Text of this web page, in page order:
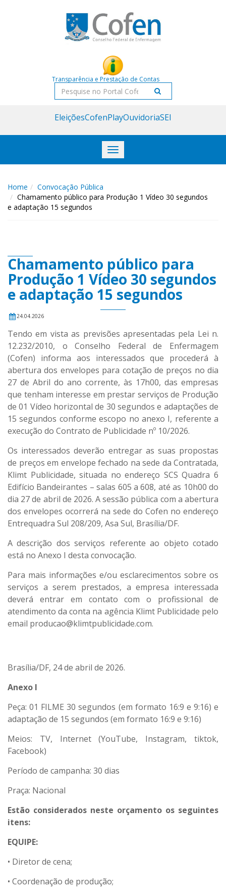
Transparência e Prestação de Contas
Pesquisar
EleiçõesCofenPlayOuvidoriaSEI
Toggle
navigation
Home
Convocação Pública
Chamamento público para Produção 1 Vídeo 30 segundos
e adaptação 15 segundos
Chamamento público para
Produção 1 Vídeo 30 segundos
e adaptação 15 segundos
24.04.2026
Tendo em vista as previsões apresentadas pela Lei n.
12.232/2010, o Conselho Federal de Enfermagem
(Cofen) informa aos interessados que procederá à
abertura dos envelopes para cotação de preços no dia
27 de Abril do ano corrente, às 17h00, das empresas
que tenham interesse em prestar serviços de Produção
de 01 Vídeo horizontal de 30 segundos e adaptações de
15 segundos conforme escopo no anexo I, referente a
execução do Contrato de Publicidade nº 10/2026.
Os interessados deverão entregar as suas propostas
de preços em envelope fechado na sede da Contratada,
Klimt Publicidade, situada no endereço SCS Quadra 6
Edifício Bandeirantes – salas 605 a 608, até as 10h00 do
dia 27 de abril de 2026. A sessão pública com a abertura
dos envelopes ocorrerá na sede do Cofen no endereço
Entrequadra Sul 208/209, Asa Sul, Brasília/DF.
A descrição dos serviços referente ao objeto cotado
está no Anexo I desta convocação.
Para mais informações e/ou esclarecimentos sobre os
serviços a serem prestados, a empresa interessada
deverá entrar em contato com o profissional de
atendimento da conta na agência Klimt Publicidade pelo
email producao@klimtpublicidade.com.
Brasília/DF, 24 de abril de 2026.
Anexo I
Peça: 01 FILME 30 segundos (em formato 16:9 e 9:16) e
adaptação de 15 segundos (em formato 16:9 e 9:16)
Meios: TV, Internet (YouTube, Instagram, tiktok,
Facebook)
Período de campanha: 30 dias
Praça: Nacional
Estão considerados neste orçamento os seguintes
itens:
EQUIPE:
• Diretor de cena;
• Coordenação de produção;